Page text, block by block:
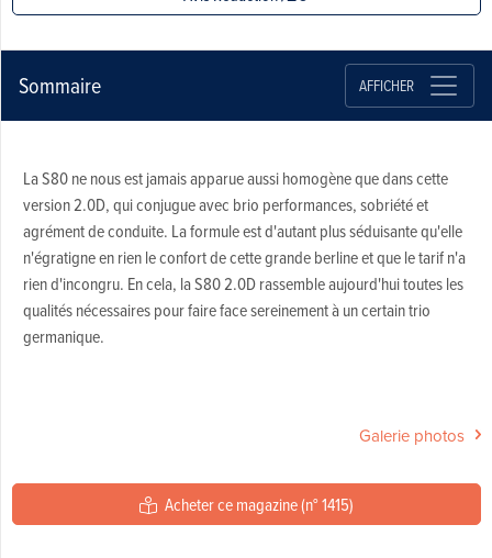
Sommaire AFFICHER
La S80 ne nous est jamais apparue aussi homogène que dans cette
version 2.0D, qui conjugue avec brio performances, sobriété et
agrément de conduite. La formule est d'autant plus séduisante qu'elle
n'égratigne en rien le confort de cette grande berline et que le tarif n'a
rien d'incongru. En cela, la S80 2.0D rassemble aujourd'hui toutes les
qualités nécessaires pour faire face sereinement à un certain trio
germanique.
Galerie photos
Acheter ce magazine (n° 1415)